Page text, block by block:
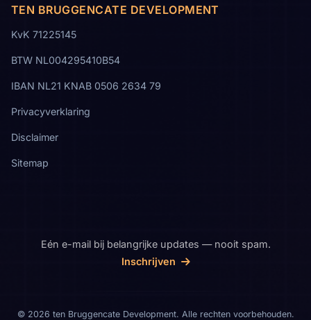
TEN BRUGGENCATE DEVELOPMENT
KvK 71225145
BTW NL004295410B54
IBAN NL21 KNAB 0506 2634 79
Privacyverklaring
Disclaimer
Sitemap
Eén e-mail bij belangrijke updates — nooit spam.
Inschrijven
© 2026 ten Bruggencate Development. Alle rechten voorbehouden.